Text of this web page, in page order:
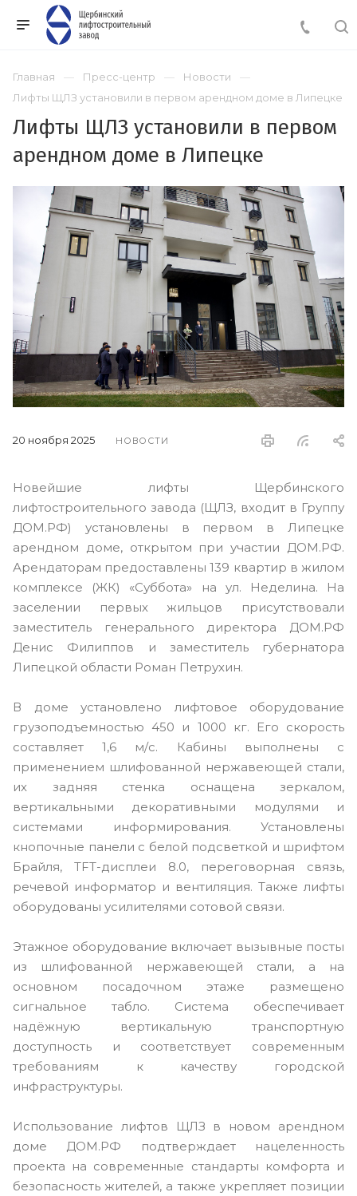
Главная Пресс-центр
Новости
Лифты ЩЛЗ установили в первом арендном доме в Липецке
Лифты ЩЛЗ установили в первом
арендном доме в Липецке
20 ноября 2025 НОВОСТИ
Новейшие лифты Щербинского
лифтостроительного завода (ЩЛЗ, входит в Группу
ДОМ.РФ) установлены в первом в Липецке
арендном доме, открытом при участии ДОМ.РФ.
Арендаторам предоставлены 139 квартир в жилом
комплексе (ЖК) «Суббота» на ул. Неделина. На
заселении первых жильцов присутствовали
заместитель генерального директора ДОМ.РФ
Денис Филиппов и заместитель губернатора
Липецкой области Роман Петрухин.
В доме установлено лифтовое оборудование
грузоподъемностью 450 и 1000 кг. Его скорость
составляет 1,6 м/с. Кабины выполнены с
применением шлифованной нержавеющей стали,
их задняя стенка оснащена зеркалом,
вертикальными декоративными модулями и
системами информирования. Установлены
кнопочные панели с белой подсветкой и шрифтом
Брайля, TFT-дисплеи 8.0, переговорная связь,
речевой информатор и вентиляция. Также лифты
оборудованы усилителями сотовой связи.
Этажное оборудование включает вызывные посты
из шлифованной нержавеющей стали, а на
основном посадочном этаже размещено
сигнальное табло. Система обеспечивает
надёжную вертикальную транспортную
доступность и соответствует современным
требованиям к качеству городской
инфраструктуры.
Использование лифтов ЩЛЗ в новом арендном
доме ДОМ.РФ подтверждает нацеленность
проекта на современные стандарты комфорта и
безопасность жителей, а также укрепляет позиции